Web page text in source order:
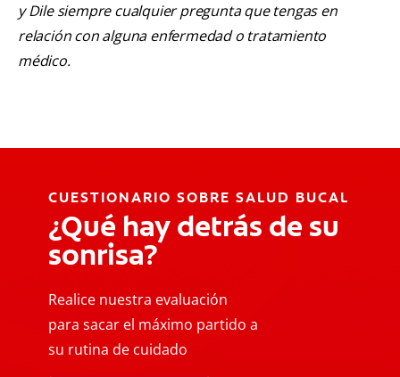
y Dile siempre cualquier pregunta que tengas en
relación con alguna enfermedad o tratamiento
médico.
CUESTIONARIO SOBRE SALUD BUCAL
¿Qué hay detrás de su
sonrisa?
Realice nuestra evaluación
para sacar el máximo partido a
su rutina de cuidado